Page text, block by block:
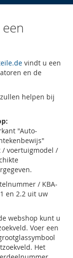
vindt u een
en de
helpen bij
"Auto-
/ voertuigmodel /
/ KBA-
en 2.2 uit uw
webshop kunt u
Voer een
Het